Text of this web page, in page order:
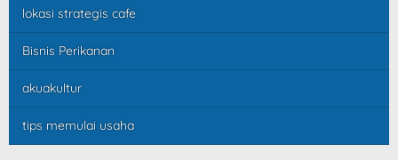
lokasi strategis cafe
Bisnis Perikanan
akuakultur
tips memulai usaha